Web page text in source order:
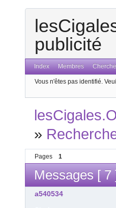
publicité
Index Membres
Vous n'êtes pas identifié.
»
Pages 1
Messages [ 7
a540534